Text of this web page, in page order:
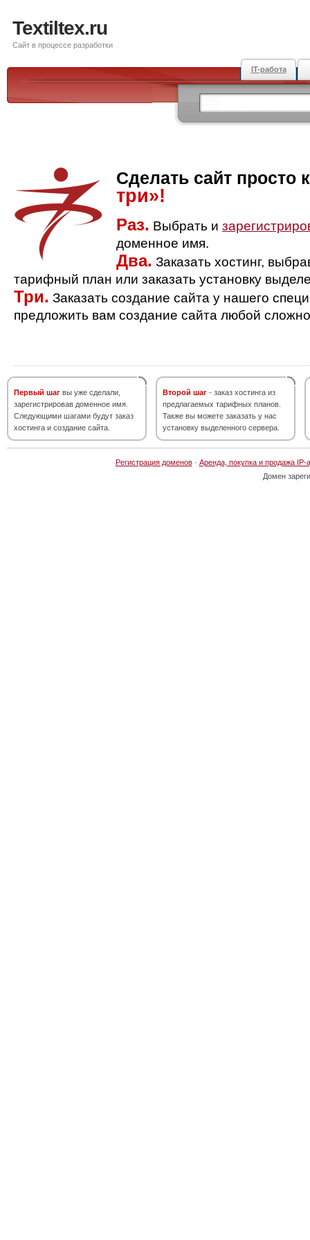
Textiltex.ru
Сайт в процессе разработки
IT-работа
Сделать сайт просто
три»!
Раз. Выбрать и
доменное имя.
Два. Заказать хостинг,
тарифный план или заказать установку
Три. Заказать создание сайта у нашего
предложить вам создание сайта любой
Первый шаг вы уже сделали,
зарегистрировав доменное имя.
Следующими шагами будут заказ
хостинга и создание сайта.
Второй шаг - заказ хостинга из
предлагаемых тарифных планов.
Также вы можете заказать у нас
установку выделенного сервера.
Регистрация доменов· Аренда, покупка и продажа IP-
Домен